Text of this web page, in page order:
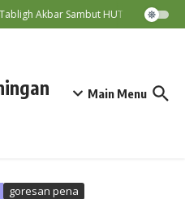
Akbar Sambut HUT ke-81 RI
Main Menu
goresan pena